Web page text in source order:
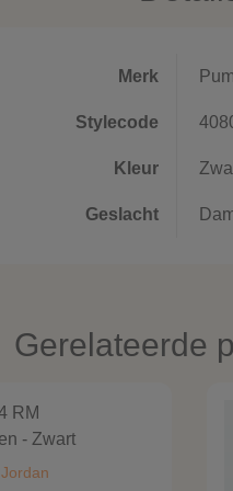
Merk
Stylecode
Kleur
Geslacht
Gerelateerde
Jordan